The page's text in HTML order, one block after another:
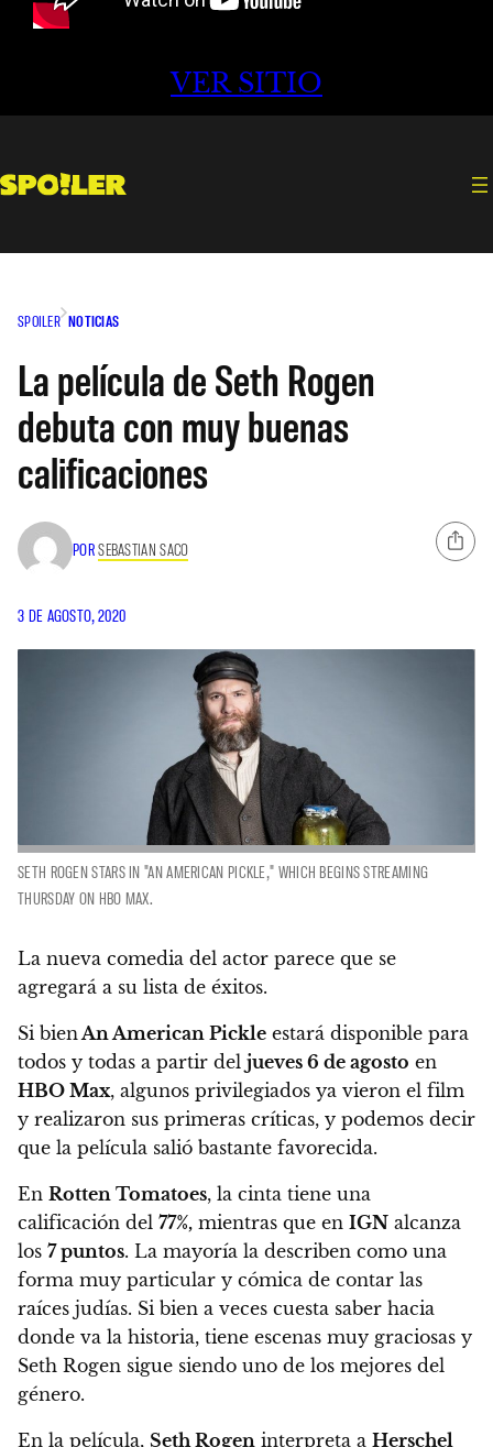
VER SITIO
SPOILER NOTICIAS
La película de Seth Rogen
debuta con muy buenas
calificaciones
PORSEBASTIAN SACO
3 DE AGOSTO, 2020
SETH ROGEN STARS IN "AN AMERICAN PICKLE," WHICH BEGINS STREAMING
THURSDAY ON HBO MAX.
La nueva comedia del actor parece que se
agregará a su lista de éxitos.
Si bien An American Pickle estará disponible para
todos y todas a partir del jueves 6 de agosto en
HBO Max, algunos privilegiados ya vieron el film
y realizaron sus primeras críticas, y podemos decir
que la película salió bastante favorecida.
En Rotten Tomatoes, la cinta tiene una
calificación del 77%, mientras que en IGN alcanza
los 7 puntos. La mayoría la describen como una
forma muy particular y cómica de contar las
raíces judías. Si bien a veces cuesta saber hacia
donde va la historia, tiene escenas muy graciosas y
Seth Rogen sigue siendo uno de los mejores del
género.
En la película, Seth Rogen interpreta a Herschel